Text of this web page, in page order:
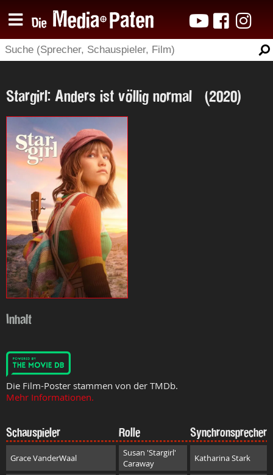
Stargirl: Anders ist völlig normal (2020)
Inhalt
Die Film-Poster stammen von der TMDb.
Mehr Informationen.
Schauspieler Rolle Synchronsprecher
Grace VanderWaal
Susan 'Stargirl'
Caraway
Katharina Stark